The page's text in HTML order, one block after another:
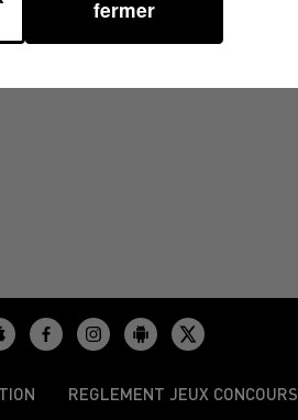
REGLEMENT JEUX CONCOURS
fermer